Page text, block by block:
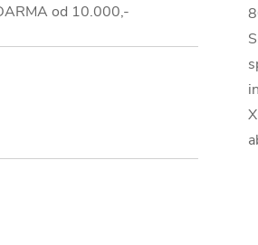
od 10.000,-